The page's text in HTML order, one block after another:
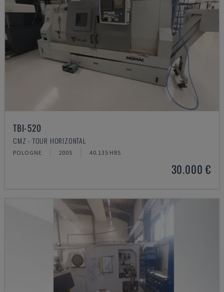
TBI-520
CMZ - TOUR HORIZONTAL
POLOGNE 2005 40.135 HRS
30.000 €